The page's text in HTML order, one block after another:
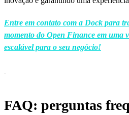
Entre em contato com a Dock para
momento do Open Finance em uma
escalável para o seu negócio!
FAQ: perguntas